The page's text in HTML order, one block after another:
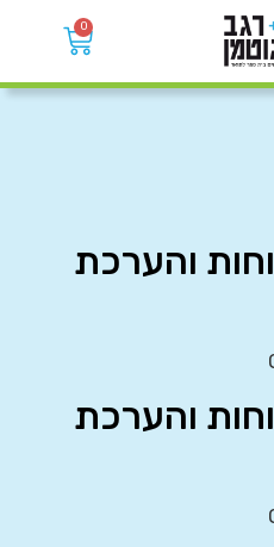
0
והערכת
והערכת